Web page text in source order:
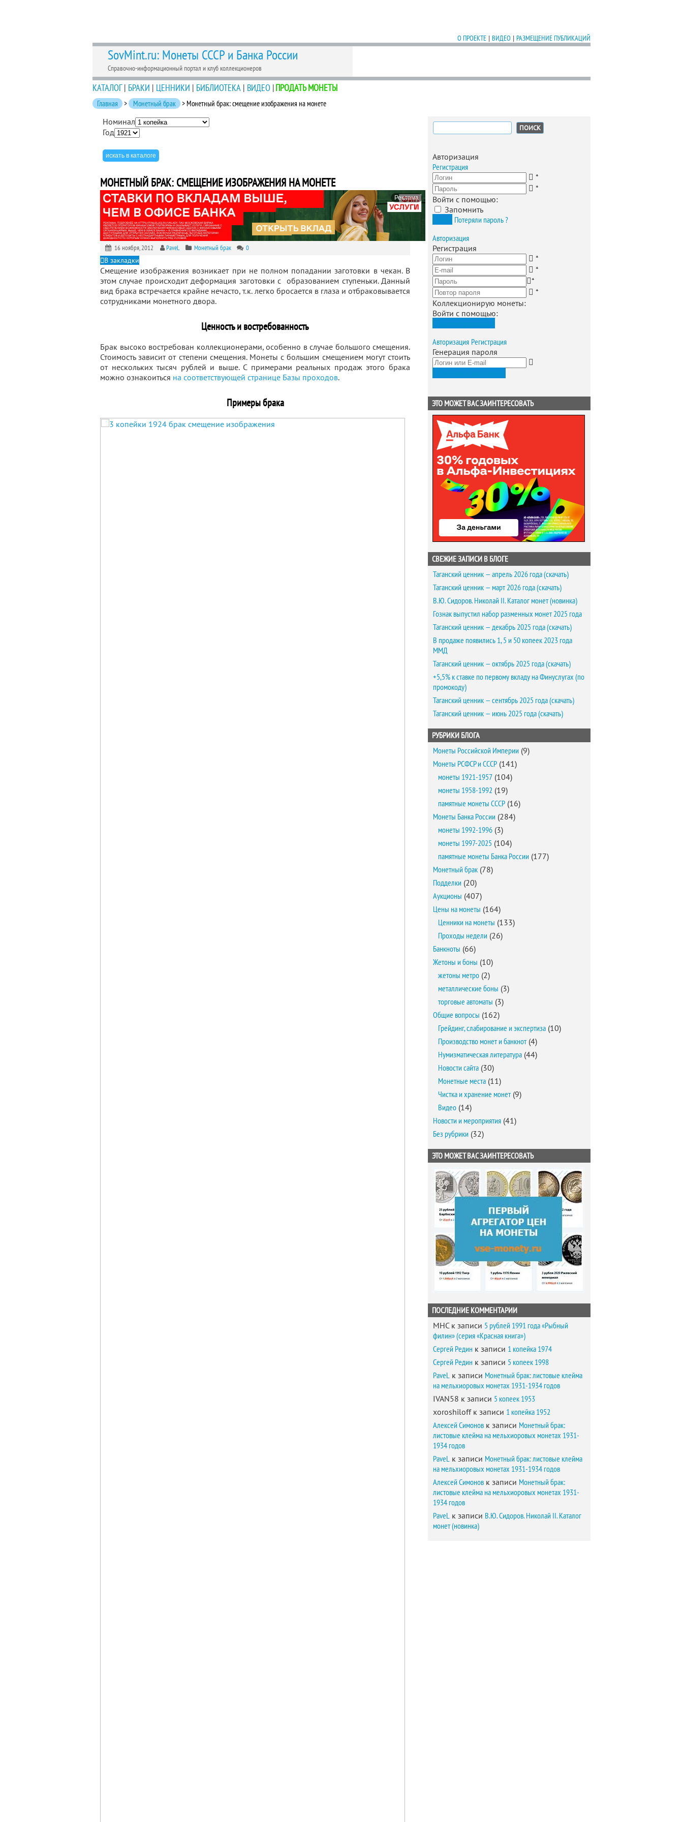
О ПРОЕКТЕ | ВИДЕО | РАЗМЕЩЕНИЕ ПУБЛИКАЦИЙ
SovMint.ru: Монеты СССР и Банка России
Справочно-информационный портал и клуб коллекционеров
КАТАЛОГ| БРАКИ | ЦЕННИКИ | БИБЛИОТЕКА | ВИДЕО |ПРОДАТЬ МОНЕТЫ
Главная > Монетный брак > Монетный брак: смещение изображения на монете
Номинал
Год
МОНЕТНЫЙ БРАК: СМЕЩЕНИЕ ИЗОБРАЖЕНИЯ НА МОНЕТЕ
Реклама
16 ноября, 2012 PaveL Монетный брак 0
В закладки
Смещение изображения возникает при не полном попадании заготовки в чекан. В
этом случае происходит деформация заготовки с образованием ступеньки. Данный
вид брака встречается крайне нечасто, т.к. легко бросается в глаза и отбраковывается
сотрудниками монетного двора.
Ценность и востребованность
Брак высоко востребован коллекционерами, особенно в случае большого смещения.
Стоимость зависит от степени смещения. Монеты с большим смещением могут стоить
от нескольких тысяч рублей и выше. С примерами реальных продаж этого брака
можно ознакоиться на соответствующей странице Базы проходов.
Примеры брака
Найти:
Авторизация
Регистрация
*
*
Войти с помощью:
Запомнить
Потеряли пароль ?
Авторизация
Регистрация
*
*
*
*
Коллекционирую монеты:
Войти с помощью:
Авторизация Регистрация
Генерация пароля
ЭТО МОЖЕТ ВАС ЗАИНТЕРЕСОВАТЬ
СВЕЖИЕ ЗАПИСИ В БЛОГЕ
Таганский ценник — апрель 2026 года (скачать)
Таганский ценник — март 2026 года (скачать)
В.Ю. Сидоров. Николай II. Каталог монет (новинка)
Гознак выпустил набор разменных монет 2025 года
Таганский ценник — декабрь 2025 года (скачать)
В продаже появились 1, 5 и 50 копеек 2023 года
ММД
Таганский ценник — октябрь 2025 года (скачать)
+5,5% к ставке по первому вкладу на Финуслугах (по
промокоду)
Таганский ценник — сентябрь 2025 года (скачать)
Таганский ценник — июнь 2025 года (скачать)
РУБРИКИ БЛОГА
Монеты Российской Империи (9)
Монеты РСФСР и СССР (141)
монеты 1921-1957 (104)
монеты 1958-1992 (19)
памятные монеты СССР (16)
Монеты Банка России (284)
монеты 1992-1996 (3)
монеты 1997-2025 (104)
памятные монеты Банка России (177)
Монетный брак (78)
Подделки (20)
Аукционы (407)
Цены на монеты (164)
Ценники на монеты (133)
Проходы недели (26)
Банкноты (66)
Жетоны и боны (10)
жетоны метро (2)
металлические боны (3)
торговые автоматы (3)
Общие вопросы (162)
Грейдинг, слабирование и экспертиза (10)
Производство монет и банкнот(4)
Нумизматическая литература (44)
Новости сайта (30)
Монетные места (11)
Чистка и хранение монет(9)
Видео (14)
Новости и мероприятия (41)
Без рубрики (32)
ЭТО МОЖЕТ ВАС ЗАИНТЕРЕСОВАТЬ
ПОСЛЕДНИЕ КОММЕНТАРИИ
MHCк записи 5 рублей 1991 года «Рыбный
филин» (серия «Красная книга»)
Сергей Редин к записи 1 копейка 1974
Сергей Редин к записи 5 копеек 1998
PaveL к записи Монетный брак: листовые клейма
на мельхиоровых монетах 1931-1934 годов
IVAN58 к записи 5 копеек 1953
xoroshiloffк записи 1 копейка 1952
Алексей Симонов к записи Монетный брак:
листовые клейма на мельхиоровых монетах 1931-
1934 годов
PaveL к записи Монетный брак: листовые клейма
на мельхиоровых монетах 1931-1934 годов
Алексей Симонов к записи Монетный брак:
листовые клейма на мельхиоровых монетах 1931-
1934 годов
PaveL к записи В.Ю. Сидоров. Николай II. Каталог
монет (новинка)